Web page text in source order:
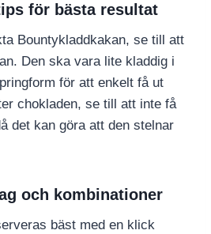
för bästa resultat
Bountykladdkakan, se till att
Den ska vara lite kladdig i
för att enkelt få ut
chokladen, se till att inte få
det kan göra att den stelnar
och kombinationer
bäst med en klick